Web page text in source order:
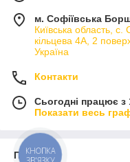
м. Софіївська
Київська область,
кільцева 4А, 2
Україна
Контакти
Сьогодні працює з
Показати весь
Про нас
КНОПКА
ЗВ'ЯЗКУ